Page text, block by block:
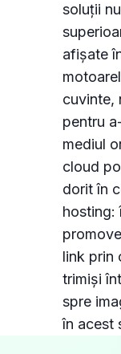
soluții
afișate
cuvinte,
pentru
mediul
cloud
dorit în
hosting:
link prin
trimiși
spre
în acest